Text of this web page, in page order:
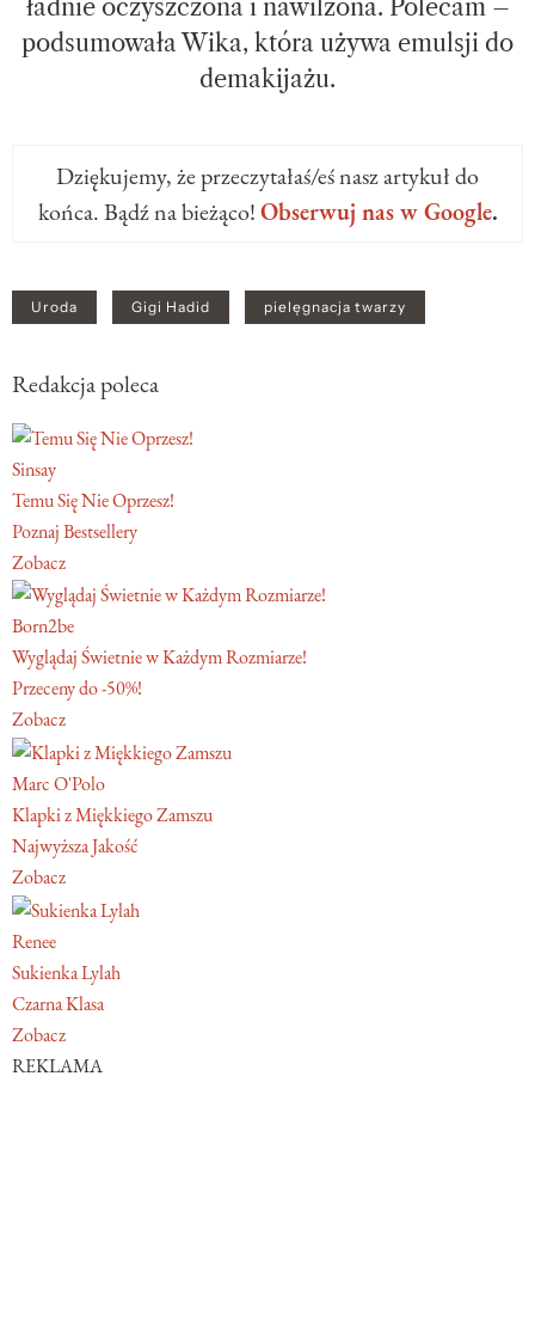
ładnie oczyszczona i nawilżona. Polecam –
podsumowała Wika, która używa emulsji do
demakijażu.
Dziękujemy, że przeczytałaś/eś nasz artykuł do
końca. Bądź na bieżąco!Obserwuj nas w Google.
Uroda Gigi Hadid pielęgnacja twarzy
Redakcja poleca
Sinsay
Temu Się Nie Oprzesz!
Poznaj Bestsellery
Zobacz
Born2be
Wyglądaj Świetnie w Każdym Rozmiarze!
Przeceny do -50%!
Zobacz
Marc O'Polo
Klapki z Miękkiego Zamszu
Najwyższa Jakość
Zobacz
Renee
Sukienka Lylah
Czarna Klasa
Zobacz
REKLAMA